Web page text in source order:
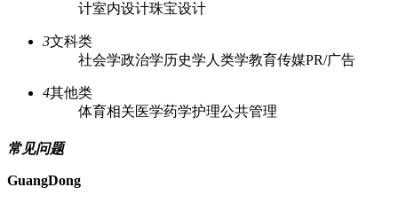
计室内设计珠宝设计
3文科类
社会学政治学历史学 人类学教育传媒PR/广告
4其他类
体育相关医学药学护理公共管理
常见问题
GuangDong